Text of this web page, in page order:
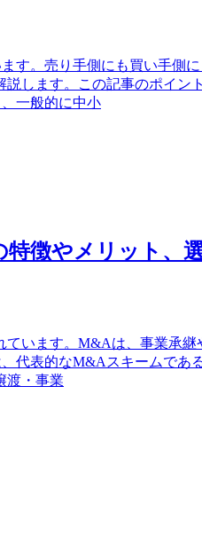
す。売り手側にも買い手側
します。この記事のポイ
一般的に中小
徴やメリット、
います。M&Aは、事業承
代表的なM&Aスキームで
渡・事業